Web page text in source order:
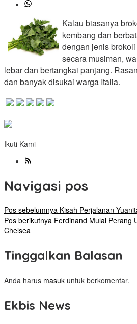
Kalau biasanya
kembang dan
dengan jenis
secara musiman,
lebar dan bertangkai panjang.
dan banyak disukai warga Italia.
Ikuti Kami
Navigasi pos
Pos sebelumnya Kisah Perjalanan
Pos berikutnya Ferdinand Mulai Perang
Chelsea
Tinggalkan Balasan
Anda harus masuk untuk berkomentar.
Ekbis News